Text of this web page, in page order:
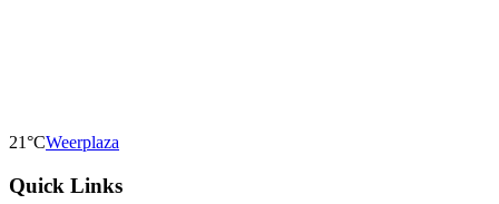
21°CWeerplaza
Quick Links